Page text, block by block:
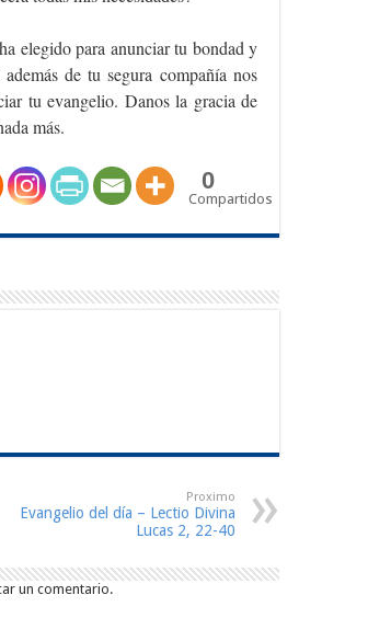
elegido para anunciar tu bondad y
de tu segura compañía nos
tu evangelio. Danos la gracia de
más.
0
Compartidos
Proximo
Evangelio del día – Lectio Divina
Lucas 2, 22-40
un comentario.